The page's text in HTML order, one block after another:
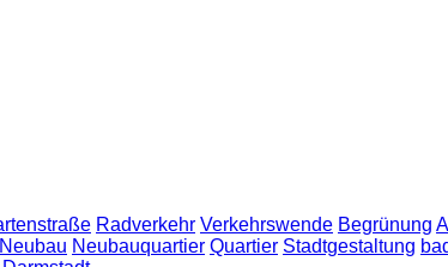
Radverkehr Verkehrswende Begrünung
Neubau Neubauquartier Quartier Stadtgestaltung